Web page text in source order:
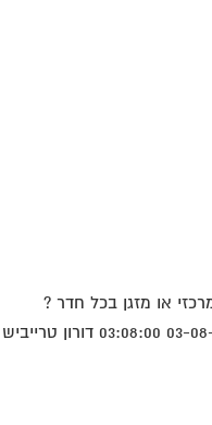
מיני מרכזי או מזגן בכל חדר ?
מבחינת חסכון בחשמל לאורך זמן. 03-08-2004 03:08:00 דורון טרייביש